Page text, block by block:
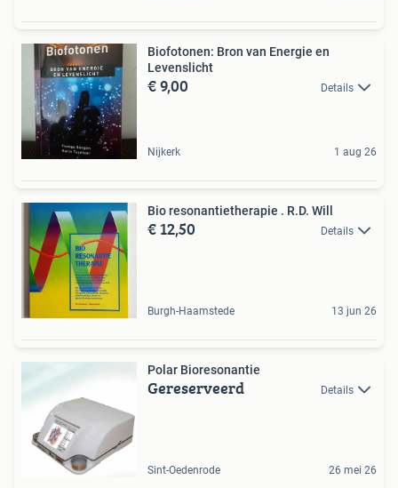
Biofotonen: Bron van Energie en
Levenslicht
€ 9,00 Details
Nijkerk 1 aug 26
Bio resonantietherapie . R.D. Will
€ 12,50 Details
Burgh-Haamstede 13 jun 26
Polar Bioresonantie
Gereserveerd Details
Sint-Oedenrode 26 mei 26